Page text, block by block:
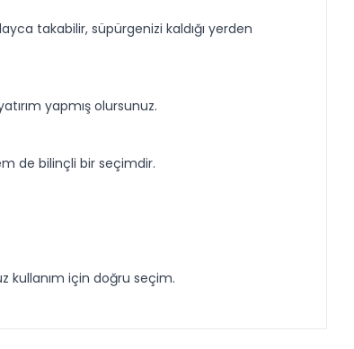
takabilir, süpürgenizi kaldığı yerden
yapmış olursunuz.
de bilinçli bir seçimdir.
kullanım için doğru seçim.